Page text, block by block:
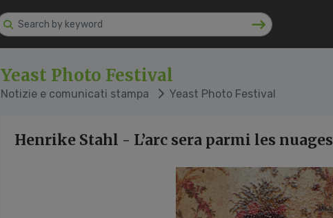
Yeast Photo Festival
Notizie e comunicati stampa Yeast Photo Festival
Henrike Stahl - L’arc sera parmi les nuages